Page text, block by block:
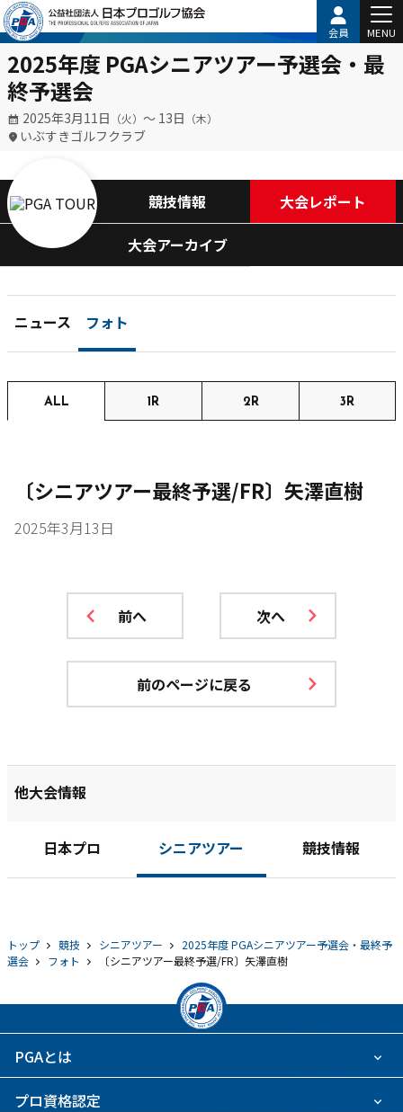
会員 MENU
2025年度 PGAシニアツアー予選会・最
終予選会
2025年3月11日 （火） 〜 13日 （木）
いぶすきゴルフクラブ
競技情報
大会レポート
大会アーカイブ
ニュース フォト
ALL 1R 2R 3R
〔シニアツアー最終予選/FR〕矢澤直樹
2025年3月13日
前へ 次へ
前のページに戻る
他大会情報
日本プロ シニアツアー 競技情報
トップ 競技 シニアツアー
2025年度 PGAシニアツアー予選会・最終予
選会
フォト 〔シニアツアー最終予選/FR〕矢澤直樹
PGAとは
プロ資格認定